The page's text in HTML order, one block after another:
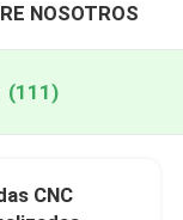
NOSOTROS
(111)
CNC